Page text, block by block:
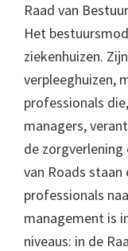
Raad van
Het
ziekenhuizen.
verpleeghuizen,
professionals
managers,
de
van Roads
professionals
management is
niveaus: in de